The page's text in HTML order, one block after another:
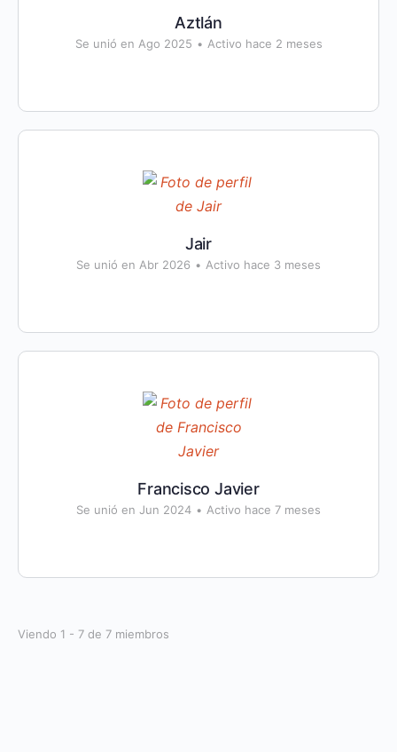
Aztlán
Se unió en Ago 2025 • Activo hace 2 meses
Jair
Se unió en Abr 2026 • Activo hace 3 meses
Francisco Javier
Se unió en Jun 2024 • Activo hace 7 meses
Viendo 1 - 7 de 7 miembros